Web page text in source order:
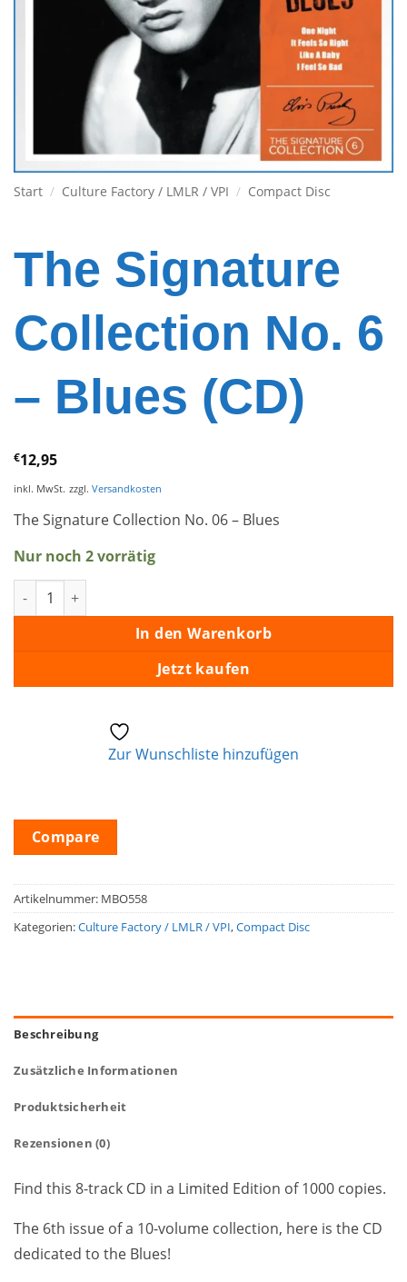
Start / Culture Factory / LMLR / VPI / Compact Disc
The Signature
Collection No. 6
– Blues (CD)
€12,95
inkl. MwSt. zzgl. Versandkosten
The Signature Collection No. 06 – Blues
Nur noch 2 vorrätig
The Signature Collection No. 6 - Blues (CD) Menge
In den Warenkorb
Jetzt kaufen
Zur Wunschliste hinzufügen
Compare
Artikelnummer: MBO558
Kategorien:Culture Factory / LMLR / VPI,Compact Disc
Beschreibung
Zusätzliche Informationen
Produktsicherheit
Rezensionen (0)
Find this 8-track CD in a Limited Edition of 1000 copies.
The 6th issue of a 10-volume collection, here is the CD
dedicated to the Blues!